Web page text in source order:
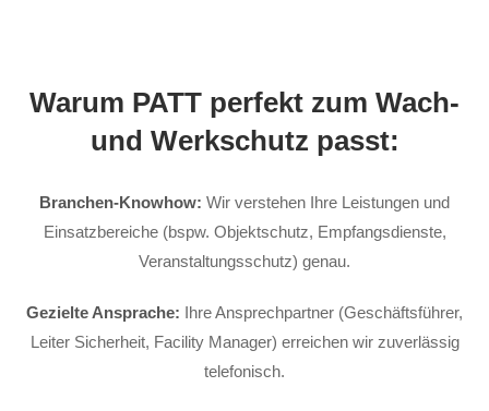
Warum PATT perfekt zum Wach-
und Werkschutz passt:
Branchen-Knowhow: Wir verstehen Ihre Leistungen und
Einsatzbereiche (bspw. Objektschutz, Empfangsdienste,
Veranstaltungsschutz) genau.
Gezielte Ansprache: Ihre Ansprechpartner (Geschäftsführer,
Leiter Sicherheit, Facility Manager) erreichen wir zuverlässig
telefonisch.